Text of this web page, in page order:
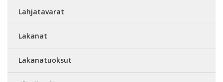
Lahjatavarat
Lakanat
Lakanatuoksut